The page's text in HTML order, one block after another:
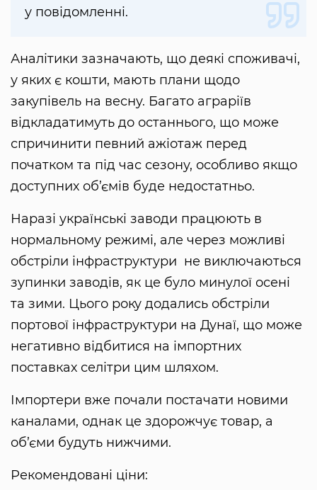
у повідомленні.
Аналітики зазначають, що деякі споживачі,
у яких є кошти, мають плани щодо
закупівель на весну. Багато аграріїв
відкладатимуть до останнього, що може
спричинити певний ажіотаж перед
початком та під час сезону, особливо якщо
доступних об’ємів буде недостатньо.
Наразі українські заводи працюють в
нормальному режимі, але через можливі
обстріли інфраструктури не виключаються
зупинки заводів, як це було минулої осені
та зими. Цього року додались обстріли
портової інфраструктури на Дунаї, що може
негативно відбитися на імпортних
поставках селітри цим шляхом.
Імпортери вже почали постачати новими
каналами, однак це здорожчує товар, а
об’єми будуть нижчими.
Рекомендовані ціни: